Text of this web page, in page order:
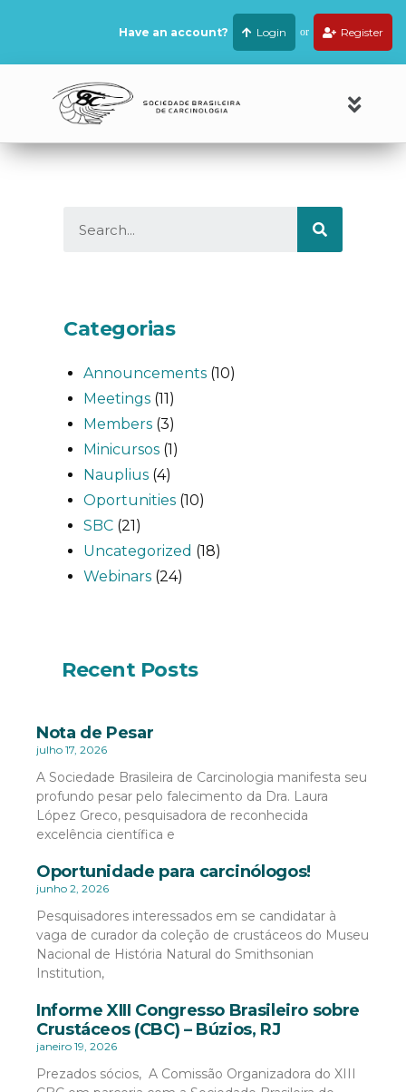
Have an account? Login or Register
Categorias
Announcements (10)
Meetings (11)
Members (3)
Minicursos (1)
Nauplius (4)
Oportunities (10)
SBC (21)
Uncategorized (18)
Webinars (24)
Recent Posts
Nota de Pesar
julho 17, 2026
A Sociedade Brasileira de Carcinologia manifesta seu
profundo pesar pelo falecimento da Dra. Laura
López Greco, pesquisadora de reconhecida
excelência científica e
Oportunidade para carcinólogos!
junho 2, 2026
Pesquisadores interessados em se candidatar à
vaga de curador da coleção de crustáceos do Museu
Nacional de História Natural do Smithsonian
Institution,
Informe XIII Congresso Brasileiro sobre
Crustáceos (CBC) – Búzios, RJ
janeiro 19, 2026
Prezados sócios, A Comissão Organizadora do XIII